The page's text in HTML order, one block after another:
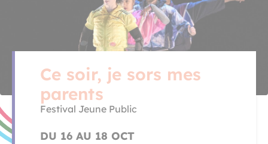
Ce soir, je sors mes
parents
Festival Jeune Public
DU 16 AU 18 OCT